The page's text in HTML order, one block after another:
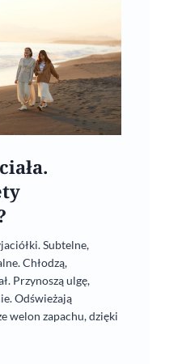
Subtelne,
Chłodzą,
Przynoszą ulgę,
Odświeżają
welon zapachu, dzięki